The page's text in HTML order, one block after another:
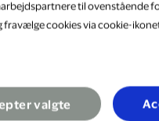
til ovenstående
cookies via cookie-
valgte